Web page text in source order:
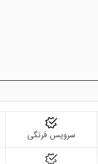
سرویس فرنگی